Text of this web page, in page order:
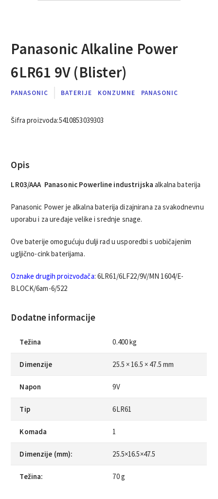
Panasonic Alkaline Power
6LR61 9V (Blister)
PANASONIC BATERIJE KONZUMNE PANASONIC
Šifra proizvoda:5410853039303
Opis
LR03/AAA Panasonic Powerline industrijska alkalna baterija
Panasonic Power je alkalna baterija dizajnirana za svakodnevnu
uporabu i za uređaje velike i srednje snage.
Ove baterije omogućuju dulji rad u usporedbi s uobičajenim
ugljično-cink baterijama.
Oznake drugih proizvođača: 6LR61/6LF22/9V/MN 1604/E-
BLOCK/6am-6/522
Dodatne informacije
Težina 0.400 kg
Dimenzije 25.5 × 16.5 × 47.5 mm
Napon 9V
Tip 6LR61
Komada 1
Dimenzije (mm): 25.5×16.5×47.5
Težina: 70 g